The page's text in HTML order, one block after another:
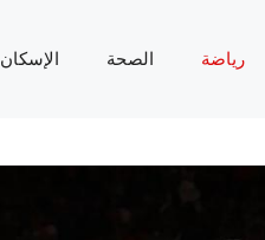
رياضة الصحة الإسكان